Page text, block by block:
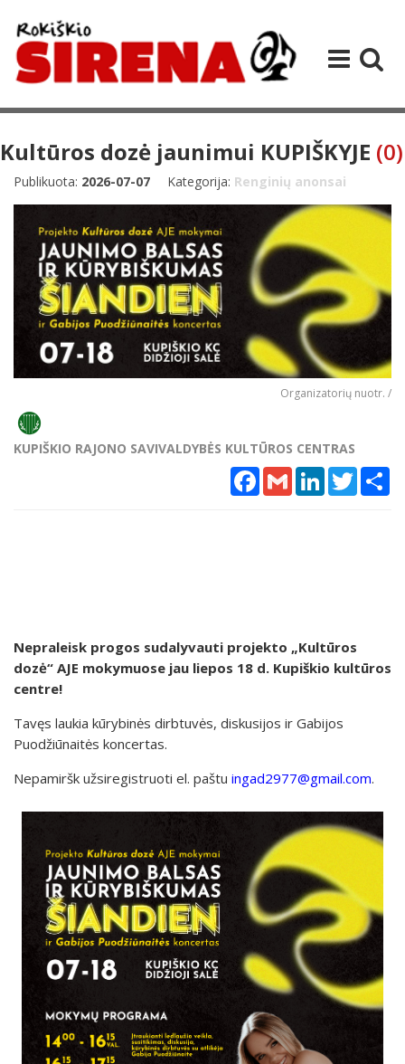
Kultūros dozė jaunimui KUPIŠKYJE (0)
Publikuota: 2026-07-07 Kategorija: Renginių anonsai
Organizatorių nuotr. /
KUPIŠKIO RAJONO SAVIVALDYBĖS KULTŪROS CENTRAS
Facebook
Gmail LinkedInTwitter
Nepraleisk progos sudalyvauti projekto „Kultūros
dozė“ AJE mokymuose jau liepos 18 d. Kupiškio kultūros
centre!
Tavęs laukia kūrybinės dirbtuvės, diskusijos ir Gabijos
Puodžiūnaitės koncertas.
Nepamiršk užsiregistruoti el. paštu ingad2977@gmail.com.